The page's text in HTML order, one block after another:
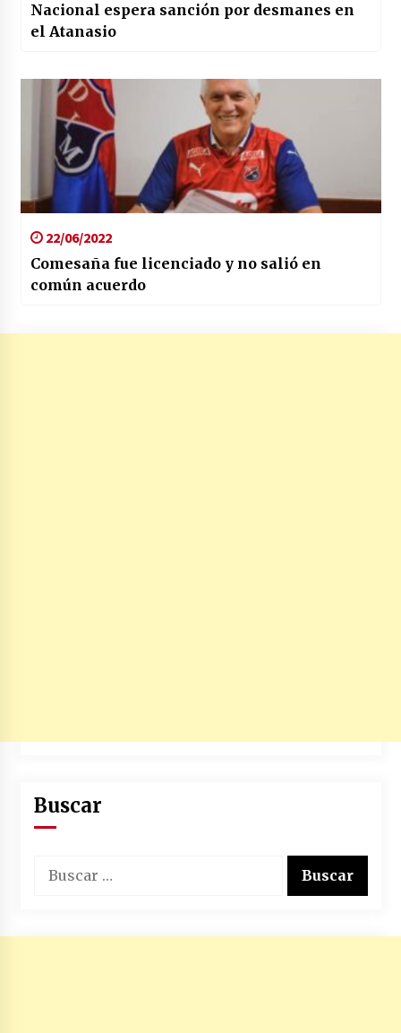
Nacional espera sanción por desmanes en
el Atanasio
22/06/2022
Comesaña fue licenciado y no salió en
común acuerdo
Buscar